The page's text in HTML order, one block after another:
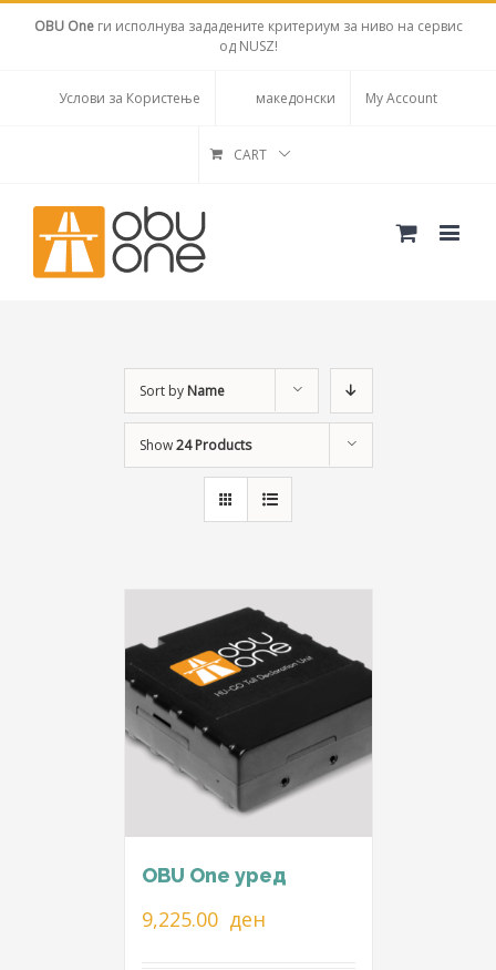
OBU Oneги исполнува зададените критериум за ниво на сервис
од NUSZ!
Услови за Користење македонски My Account
CART
Sort by Name
Show24 Products
OBU One уред
9,225.00 ден